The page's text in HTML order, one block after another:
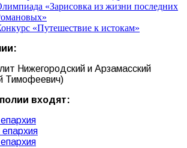
«Зарисовка из жизни последних
«Путешествие к истокам»
Нижегородский и Арзамасский
Тимофеевич)
входят: